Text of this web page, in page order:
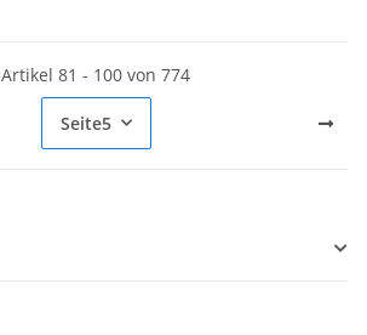
Artikel 81 - 100 von 774
Seite5